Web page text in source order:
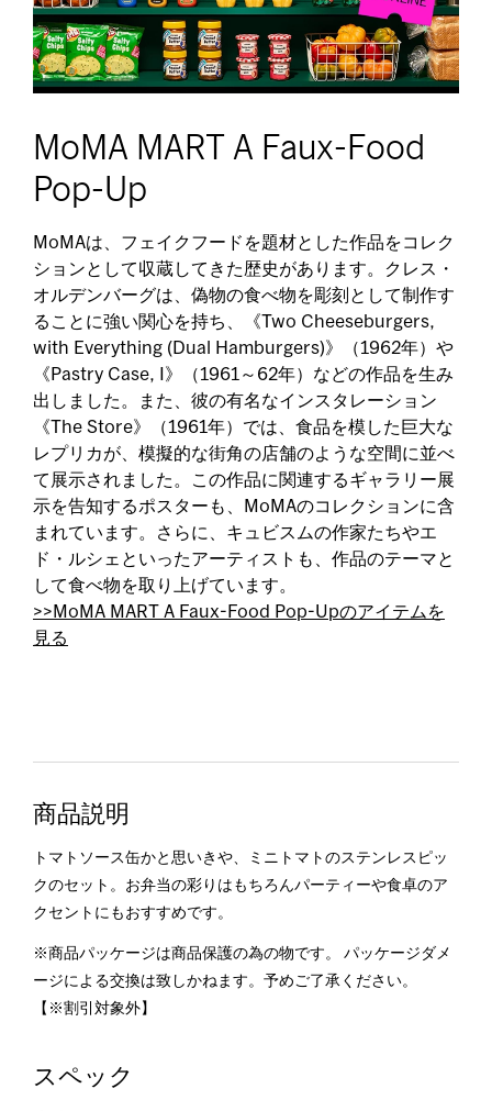
MoMA MART A Faux-Food
Pop-Up
MoMAは、フェイクフードを題材とした作品をコレク
ションとして収蔵してきた歴史があります。クレス・
オルデンバーグは、偽物の食べ物を彫刻として制作す
ることに強い関心を持ち、《Two Cheeseburgers,
with Everything (Dual Hamburgers)》（1962年）や
《Pastry Case, I》（1961～62年）などの作品を生み
出しました。また、彼の有名なインスタレーション
《The Store》（1961年）では、食品を模した巨大な
レプリカが、模擬的な街角の店舗のような空間に並べ
て展示されました。この作品に関連するギャラリー展
示を告知するポスターも、MoMAのコレクションに含
まれています。さらに、キュビスムの作家たちやエ
ド・ルシェといったアーティストも、作品のテーマと
して食べ物を取り上げています。
>>MoMA MART A Faux-Food Pop-Upのアイテムを
見る
商品説明
トマトソース缶かと思いきや、ミニトマトのステンレスピッ
クのセット。お弁当の彩りはもちろんパーティーや食卓のア
クセントにもおすすめです。
※商品パッケージは商品保護の為の物です。 パッケージダメ
ージによる交換は致しかねます。予めご了承ください。
【※割引対象外】
スペック